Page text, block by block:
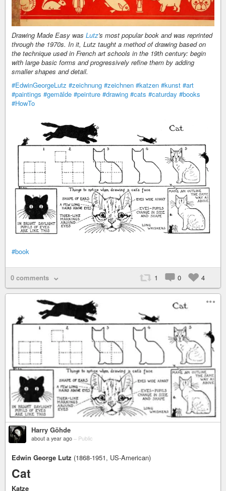
Drawing Made Easy was Lutz's most popular book and was reprinted
through the 1970s. In it, Lutz taught a method of drawing based on
the technique used in French art schools in the 19th century: begin
with large basic forms and progressively refine them by adding
smaller shapes and detail.
#EdwinGeorgeLutz #zeichnung #zeichnen #katzen #kunst #art
#paintings #gemälde #peinture #drawing #cats #caturday #books
#HowTo
#book
0 comments 1 0 4
Harry Göhde
about a year ago – Public
Edwin George Lutz (1868-1951, US-American)
Cat
Katze